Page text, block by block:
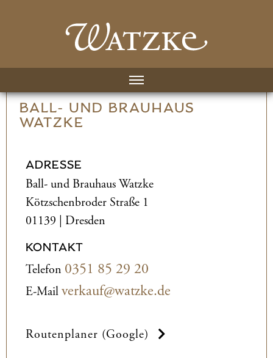
BALL- UND­ BRAUHAUS
WATZKE
ADRESSE
Ball- und­ Brauhaus Watzke
Kötzschenbroder Straße 1
01139 | Dresden
KONTAKT
Telefon 0351 85 29 20
E-Mailverkauf@watzke.de
Routenplaner (Google)